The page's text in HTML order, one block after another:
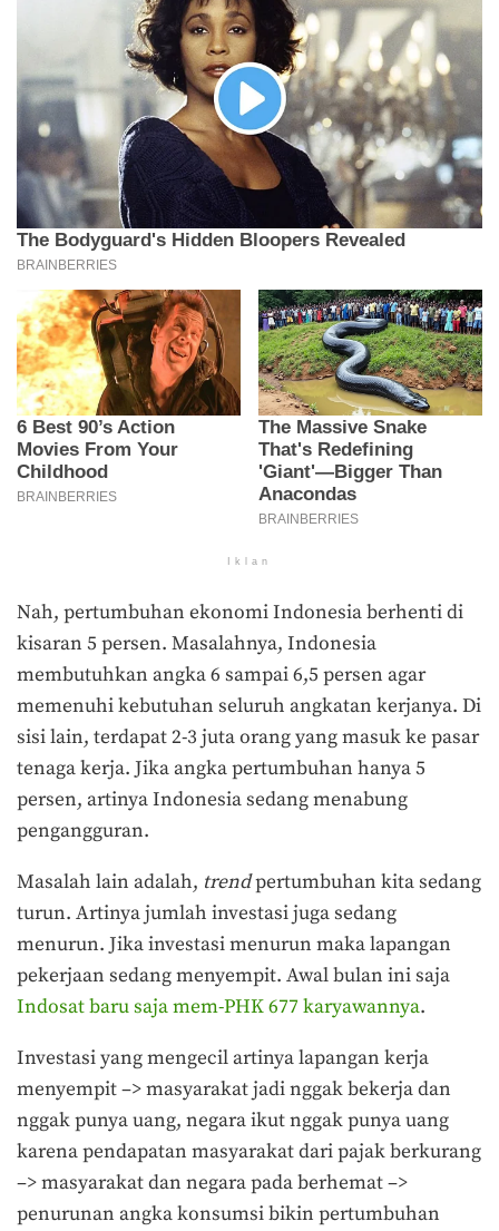
Iklan
Nah, pertumbuhan ekonomi Indonesia berhenti di
kisaran 5 persen. Masalahnya, Indonesia
membutuhkan angka 6 sampai 6,5 persen agar
memenuhi kebutuhan seluruh angkatan kerjanya. Di
sisi lain, terdapat 2-3 juta orang yang masuk ke pasar
tenaga kerja. Jika angka pertumbuhan hanya 5
persen, artinya Indonesia sedang menabung
pengangguran.
Masalah lain adalah, trendpertumbuhan kita sedang
turun. Artinya jumlah investasi juga sedang
menurun. Jika investasi menurun maka lapangan
pekerjaan sedang menyempit. Awal bulan ini saja
Indosat baru saja mem-PHK 677 karyawannya.
Investasi yang mengecil artinya lapangan kerja
menyempit –> masyarakat jadi nggak bekerja dan
nggak punya uang, negara ikut nggak punya uang
karena pendapatan masyarakat dari pajak berkurang
–> masyarakat dan negara pada berhemat –>
penurunan angka konsumsi bikin pertumbuhan